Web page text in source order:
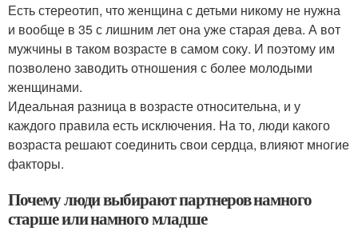
Есть стереотип, что женщина с детьми никому не нужна
и вообще в 35 с лишним лет она уже старая дева. А вот
мужчины в таком возрасте в самом соку. И поэтому им
позволено заводить отношения с более молодыми
женщинами.
Идеальная разница в возрасте относительна, и у
каждого правила есть исключения. На то, люди какого
возраста решают соединить свои сердца, влияют многие
факторы.
Почему люди выбирают партнеров намного
старше или намного младше